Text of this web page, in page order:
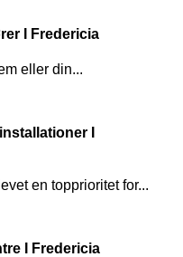
I Fredericia
eller din...
I
en topprioritet for...
I Fredericia